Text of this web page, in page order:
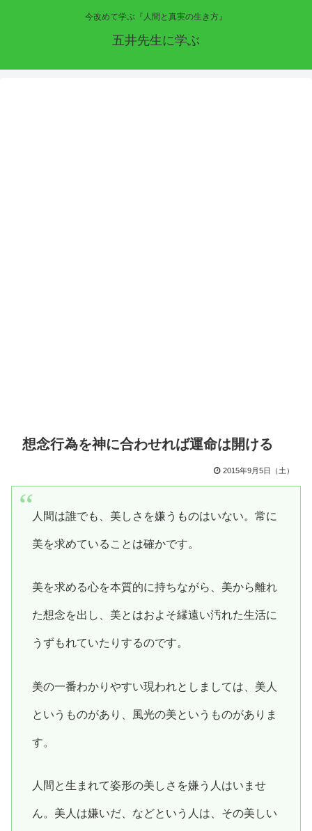
今改めて学ぶ『人間と真実の生き方』
五井先生に学ぶ
想念行為を神に合わせれば運命は開ける
2015年9月5日（土）
人間は誰でも、美しさを嫌うものはいない。常に
美を求めていることは確かです。
美を求める心を本質的に持ちながら、美から離れ
た想念を出し、美とはおよそ縁遠い汚れた生活に
うずもれていたりするのです。
美の一番わかりやすい現われとしましては、美人
というものがあり、風光の美というものがありま
す。
人間と生まれて姿形の美しさを嫌う人はいませ
ん。美人は嫌いだ、などという人は、その美しい